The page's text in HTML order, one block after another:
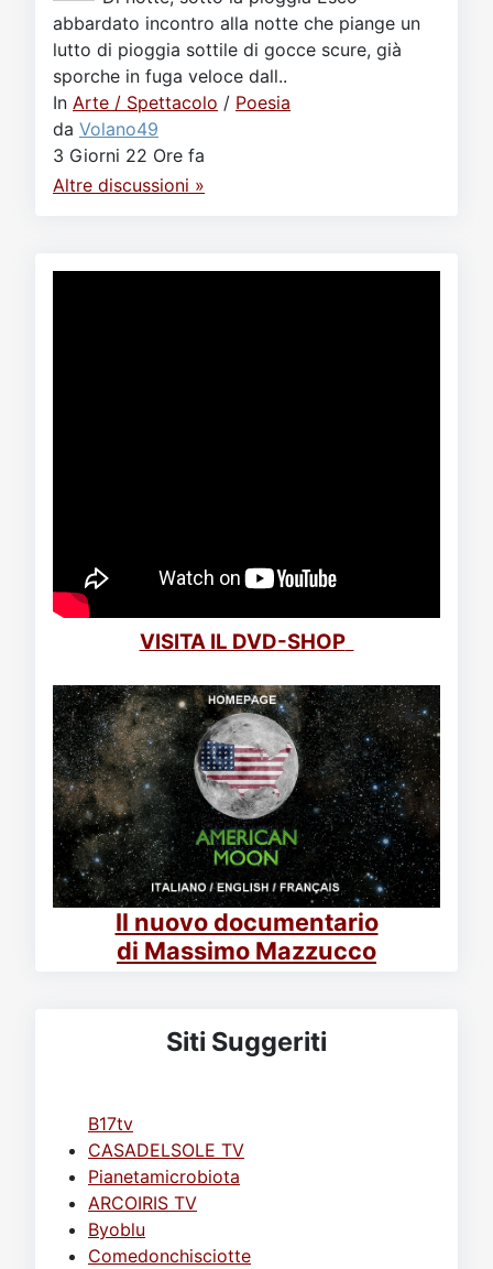
abbardato incontro alla notte che piange un
lutto di pioggia sottile di gocce scure, già
sporche in fuga veloce dall..
In Arte / Spettacolo / Poesia
da Volano49
3 Giorni 22 Ore fa
Altre discussioni »
VISITA IL DVD-SHOP
Il nuovo documentario
di Massimo Mazzucco
Siti Suggeriti
B17tv
CASADELSOLE TV
Pianetamicrobiota
ARCOIRIS TV
Byoblu
Comedonchisciotte